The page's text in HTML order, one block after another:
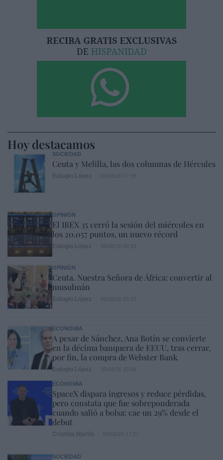
Hoy destacamos
SOCIEDAD
Ceuta y Melilla, las dos columnas de Hércules
OPINIÓN
El IBEX 35 cerró la sesión del miércoles en
los 20.057 puntos, un nuevo récord
OPINIÓN
Ceuta. Nuestra Señora de África: convertir al
musulmán
ECONOMÍA
A pesar de Sánchez, Ana Botín se convierte
en la décima banquera de EEUU, tras cerrar,
por fin, la compra de Webster Bank
ECONOMÍA
SpaceX dispara ingresos y reduce pérdidas,
pero constata que fue sobreponderada
cuando salió a bolsa: cae un 29% desde el
debut
SOCIEDAD